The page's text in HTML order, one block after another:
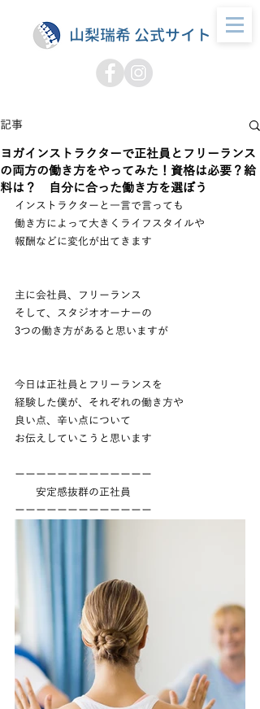
山梨瑞希 公式サイト
記事
ヨガインストラクターで正社員とフリーランス
の両方の働き方をやってみた！資格は必要？給
料は？ 自分に合った働き方を選ぼう
インストラクターと一言で言っても
働き方によって大きくライフスタイルや
報酬などに変化が出てきます
主に会社員、フリーランス
そして、スタジオオーナーの
3つの働き方があると思いますが
今日は正社員とフリーランスを
経験した僕が、それぞれの働き方や
良い点、辛い点について
お伝えしていこうと思います
ーーーーーーーーーーーーー
安定感抜群の正社員
ーーーーーーーーーーーーー